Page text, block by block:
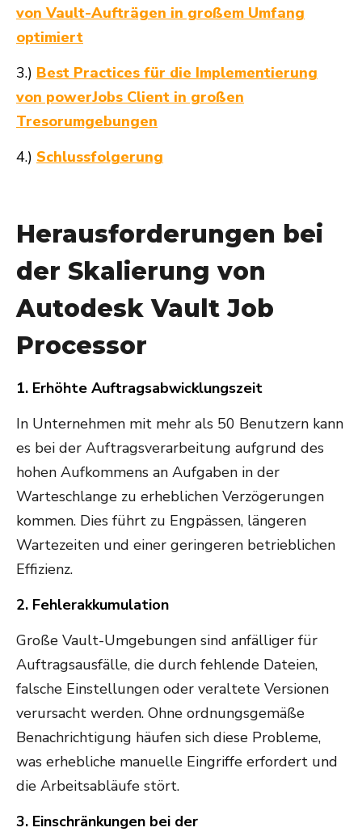
von Vault-Aufträgen in großem Umfang
optimiert
3.) Best Practices für die Implementierung
von powerJobs Client in großen
Tresorumgebungen
4.) Schlussfolgerung
Herausforderungen bei
der Skalierung von
Autodesk Vault Job
Processor
1. Erhöhte Auftragsabwicklungszeit
In Unternehmen mit mehr als 50 Benutzern kann
es bei der Auftragsverarbeitung aufgrund des
hohen Aufkommens an Aufgaben in der
Warteschlange zu erheblichen Verzögerungen
kommen. Dies führt zu Engpässen, längeren
Wartezeiten und einer geringeren betrieblichen
Effizienz.
2. Fehlerakkumulation
Große Vault-Umgebungen sind anfälliger für
Auftragsausfälle, die durch fehlende Dateien,
falsche Einstellungen oder veraltete Versionen
verursacht werden. Ohne ordnungsgemäße
Benachrichtigung häufen sich diese Probleme,
was erhebliche manuelle Eingriffe erfordert und
die Arbeitsabläufe stört.
3. Einschränkungen bei der